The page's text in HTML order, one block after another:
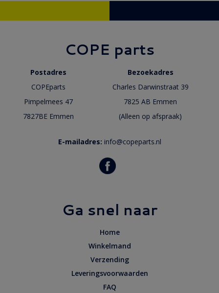
COPE parts
Postadres
Bezoekadres
COPEparts
Charles Darwinstraat 39
Pimpelmees 47
7825 AB Emmen
7827BE Emmen
(Alleen op afspraak)
E-mailadres: info@copeparts.nl
Ga snel naar
Home
Winkelmand
Verzending
Leveringsvoorwaarden
FAQ